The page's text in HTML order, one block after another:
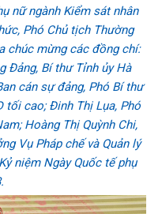
nữ ngành Kiểm sát nhân
Phó Chủ tịch Thường
chúc mừng các đồng chí:
Đảng, Bí thư Tỉnh ủy Hà
cán sự đảng, Phó Bí thư
tối cao; Đinh Thị Lụa, Phó
Hoàng Thị Quỳnh Chi,
Vụ Pháp chế và Quản lý
niệm Ngày Quốc tế phụ